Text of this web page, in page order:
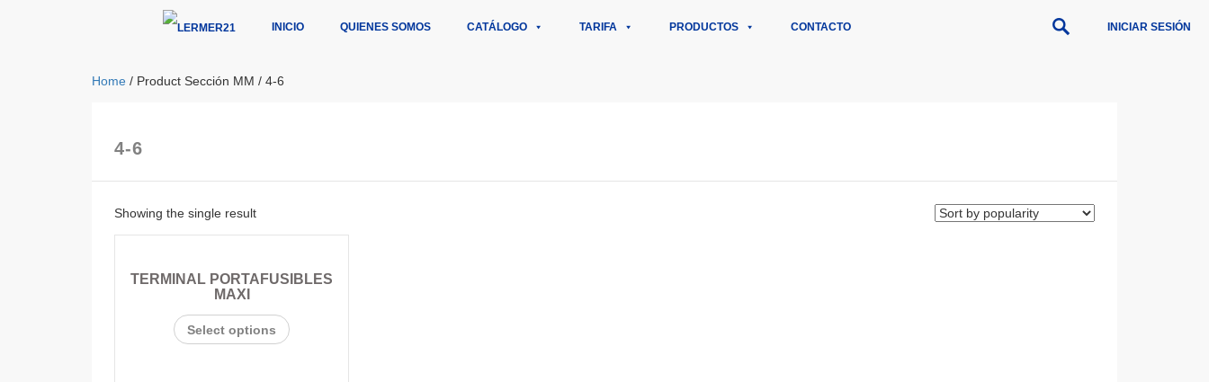
INICIO QUIENES SOMOS CATÁLOGO TARIFA PRODUCTOS CONTACTO INICIAR SESIÓN
Home / Product Sección MM / 4-6
4-6
Showing the single result
TERMINAL PORTAFUSIBLES
MAXI
Select options